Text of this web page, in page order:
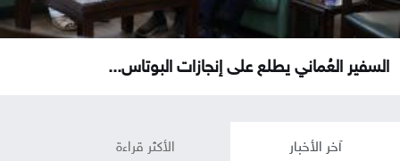
السفير العُماني يطلع على إنجازات البوتاس...
آخر الأخبار الأكثر قراءة